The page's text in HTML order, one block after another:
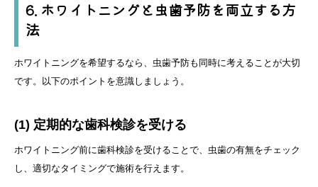
6. ホワイトニングと虫歯予防を両立する方
法
ホワイトニングを希望するなら、虫歯予防も同時に考えることが大切
です。以下のポイントを意識しましょう。
(1) 定期的な歯科検診を受ける
ホワイトニング前に歯科検診を受けることで、虫歯の有無をチェック
し、適切なタイミングで施術を行えます。